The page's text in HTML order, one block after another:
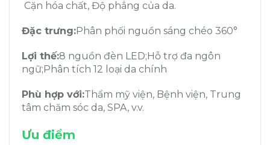
Cặn hóa chất, Độ phẳng của da.
Đặc trưng:Phân phối nguồn sáng chéo 360°
Lợi thế:8 nguồn đèn LED;Hỗ trợ đa ngôn
ngữ;Phân tích 12 loại da chính
Phù hợp với:Thẩm mỹ viện, Bệnh viện, Trung
tâm chăm sóc da, SPA, v.v.
Ưu điểm